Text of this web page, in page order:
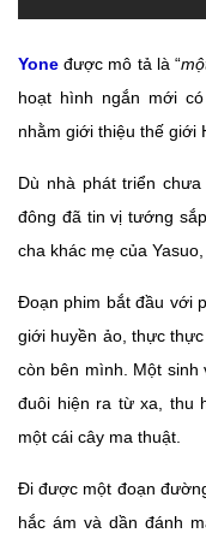
Yoneđược mô tả là “
hoạt hình ngắn mới
nhằm giới thiệu thế giới
Dù nhà phát triển
đông đã tin vị tướng
cha khác mẹ của
Đoạn phim bắt đầu với
giới huyền ảo, thực
còn bên mình. Một sinh
đuôi hiện ra từ xa, thu
một cái cây ma thuật.
Đi được một đoạn
hắc ám và dần đánh